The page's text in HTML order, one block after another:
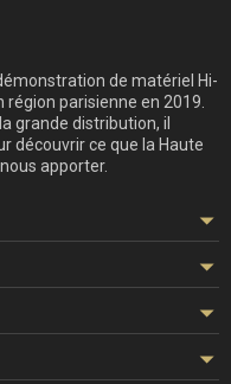
de matériel Hi-
région parisienne en 2019.
grande distribution, il
découvrir ce que la Haute
apporter.